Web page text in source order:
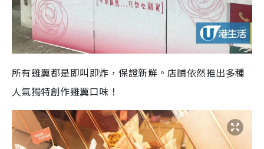
所有雞翼都是即叫即炸，保證新鮮。店鋪依然推出多種
人氣獨特創作雞翼口味！